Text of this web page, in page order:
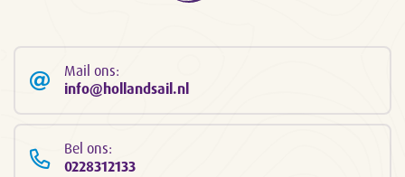
Mail ons:
info@hollandsail.nl
Bel ons:
0228312133